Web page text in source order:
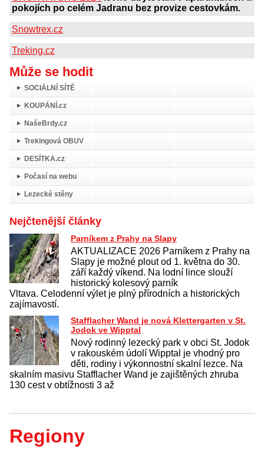
pokojích po celém Jadranu bez provize cestovkám.
Snowtrex.cz
Treking.cz
Může se hodit
SOCIÁLNÍ SÍTĚ
KOUPÁNÍ.cz
NašeBrdy.cz
Trekingová OBUV
DESÍTKA.cz
Počasí na webu
Lezecké stěny
Nejčtenější články
Parníkem z Prahy na Slapy
AKTUALIZACE 2026 Parníkem z Prahy na
Slapy je možné plout od 1. května do 30.
září každý víkend. Na lodní lince slouží
historický kolesový parník
Vltava. Celodenní výlet je plný přírodních a historických
zajímavostí.
Stafflacher Wand je nová Klettergarten v St.
Jodok ve Wipptal
Nový rodinný lezecký park v obci St. Jodok
v rakouském údolí Wipptal je vhodný pro
děti, rodiny i výkonnostní skalní lezce. Na
skalním masivu Stafflacher Wand je zajištěných zhruba
130 cest v obtížnosti 3 až
Regiony